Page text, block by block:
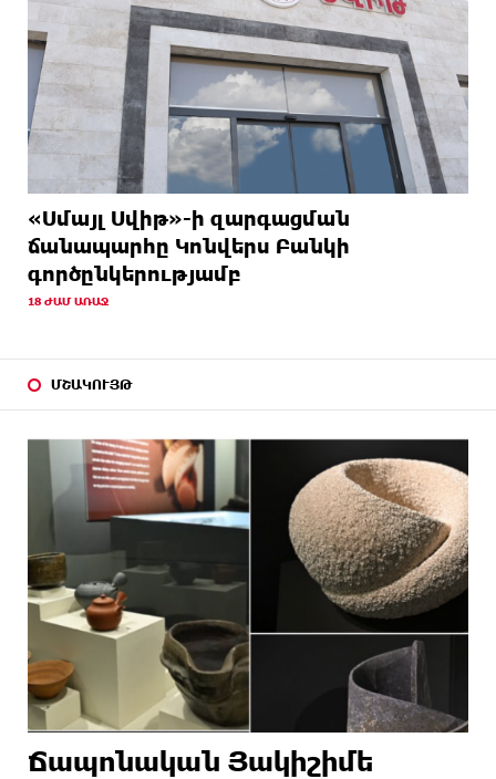
«Սմայլ Սվիթ»-ի զարգացման
ճանապարհը Կոնվերս Բանկի
գործընկերությամբ
18 ԺԱՄ ԱՌԱՋ
ՄՇԱԿՈՒՅԹ
Ճապոնական Յակիշիմե